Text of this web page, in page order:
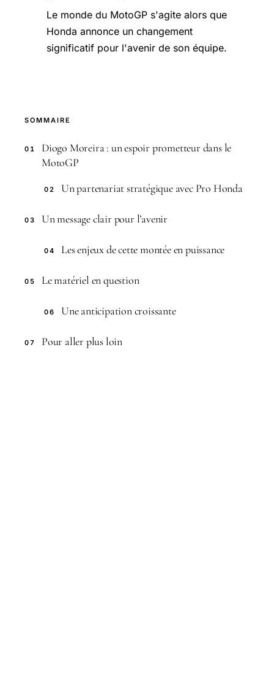
Le monde du MotoGP s'agite alors que
Honda annonce un changement
significatif pour l'avenir de son équipe.
SOMMAIRE
01
Diogo Moreira : un espoir prometteur dans le
MotoGP
02 Un partenariat stratégique avec Pro Honda
03 Un message clair pour l’avenir
04 Les enjeux de cette montée en puissance
05 Le matériel en question
06 Une anticipation croissante
07 Pour aller plus loin